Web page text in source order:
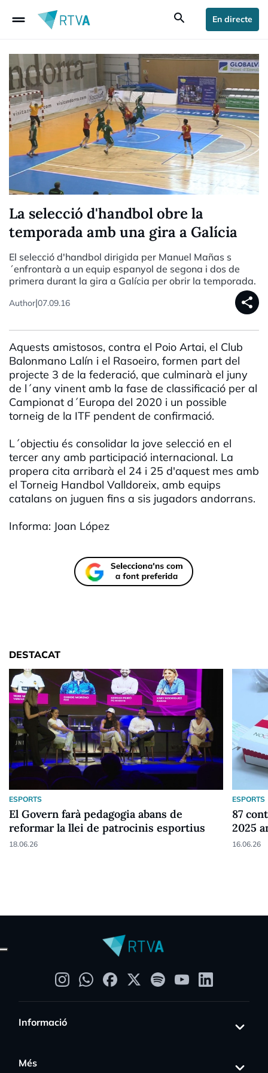
drag_handle search En directe
La selecció d'handbol obre la
temporada amb una gira a Galícia
El selecció d'handbol dirigida per Manuel Mañas s
´enfrontarà a un equip espanyol de segona i dos de
primera durant la gira a Galícia per obrir la temporada.
Author|07.09.16 share
Aquests amistosos, contra el Poio Artai, el Club
Balonmano Lalín i el Rasoeiro, formen part del
projecte 3 de la federació, que culminarà el juny
de l´any vinent amb la fase de classificació per al
Campionat d´Europa del 2020 i un possible
torneig de la ITF pendent de confirmació.
L´objectiu és consolidar la jove selecció en el
tercer any amb participació internacional. La
propera cita arribarà el 24 i 25 d'aquest mes amb
el Torneig Handbol Valldoreix, amb equips
catalans on juguen fins a sis jugadors andorrans.
Informa: Joan López
DESTACAT
ESPORTS
El Govern farà pedagogia abans de
reformar la llei de patrocinis esportius
18.06.26
ESPORTS
87
2025
16.06.26
Informació
Més